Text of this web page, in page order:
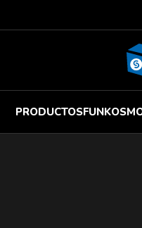
PRODUCTOSFUNKOS